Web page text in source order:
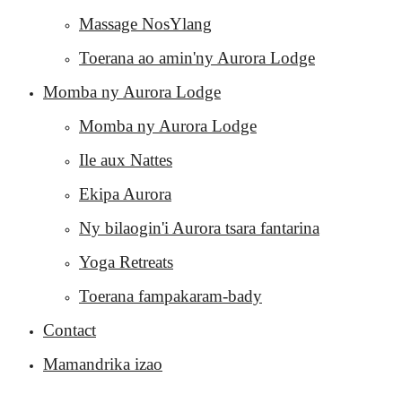
Massage NosYlang
Toerana ao amin'ny Aurora Lodge
Momba ny Aurora Lodge
Momba ny Aurora Lodge
Ile aux Nattes
Ekipa Aurora
Ny bilaogin'i Aurora tsara fantarina
Yoga Retreats
Toerana fampakaram-bady
Contact
Mamandrika izao